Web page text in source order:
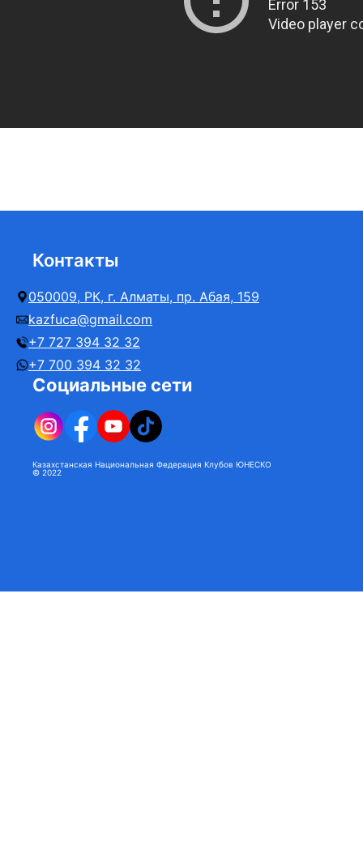
Контакты
050009, РК, г. Алматы, пр. Абая, 159
kazfuca@gmail.com
+7 727 394 32 32
+7 700 394 32 32
Социальные сети
Казахстанская Национальная Федерация Клубов ЮНЕСКО
© 2022